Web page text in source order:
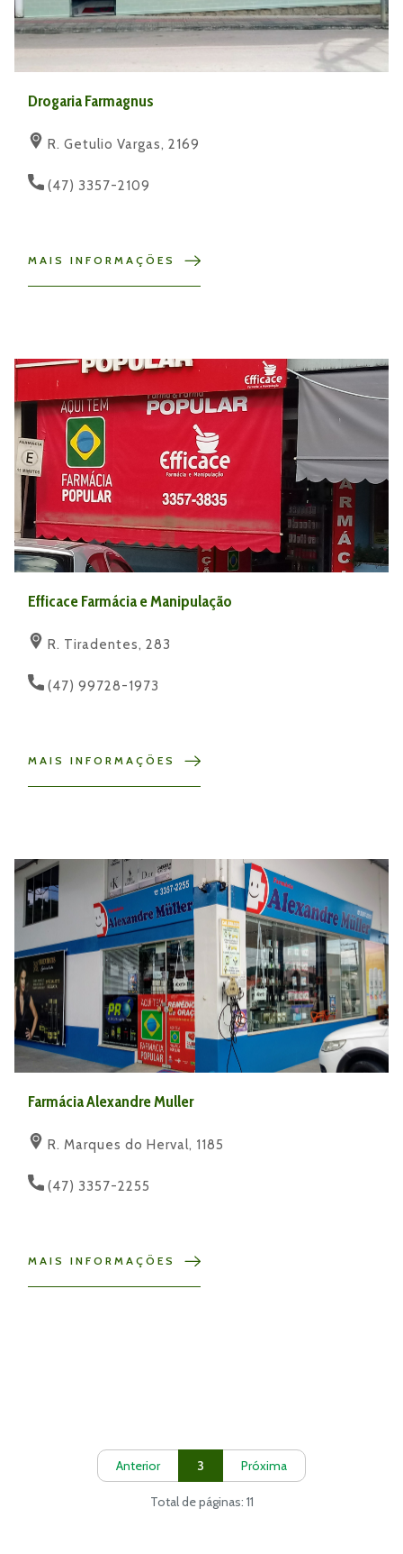
Drogaria Farmagnus
R. Getulio Vargas, 2169
(47) 3357-2109
MAIS INFORMAÇÕES
Efficace Farmácia e Manipulação
R. Tiradentes, 283
(47) 99728-1973
MAIS INFORMAÇÕES
Farmácia Alexandre Muller
R. Marques do Herval, 1185
(47) 3357-2255
MAIS INFORMAÇÕES
Anterior 3 Próxima
Total de páginas: 11